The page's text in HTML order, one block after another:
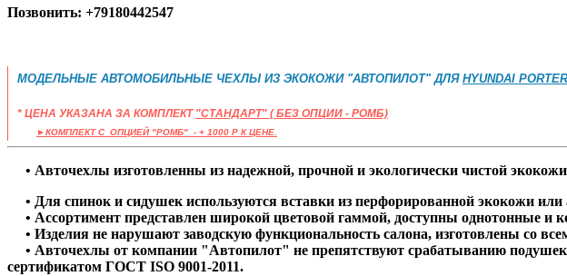
Позвонить: +79180442547
МОДЕЛЬНЫЕ АВТОМОБИЛЬНЫЕ ЧЕХЛЫ ИЗ ЭКОКОЖИ "АВТОПИЛОТ" ДЛЯ HYUNDAI PORTER
* ЦЕНА УКАЗАНА ЗА КОМПЛЕКТ "СТАНДАРТ" ( БЕЗ ОПЦИИ - РОМБ)
►КОМПЛЕКТ C ОПЦИЕЙ "РОМБ" - + 1000 Р К ЦЕНЕ.
• Авточехлы изготовленны из надежной, прочной и экологически чистой
• Для спинок и сидушек используются вставки из перфорированной экокожи
• Ассортимент представлен широкой цветовой гаммой, доступны однотонные и
• Изделия не нарушают заводскую функциональность салона, изготовлены со
• Авточехлы от компании "Автопилот" не препятствуют срабатыванию подушек
сертификатом ГОСТ ISO 9001-2011.